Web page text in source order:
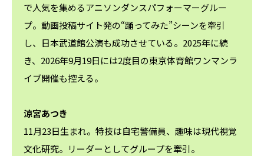
で人気を集めるアニソンダンスパフォーマーグルー
プ。動画投稿サイト発の“踊ってみた”シーンを牽引
し、日本武道館公演も成功させている。2025年に続
き、2026年9月19日には2度目の東京体育館ワンマンラ
イブ開催も控える。
涼宮あつき
11月23日生まれ。特技は自宅警備員、趣味は現代視覚
文化研究。リーダーとしてグループを牽引。